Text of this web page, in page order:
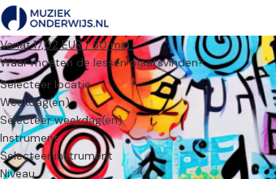
Vanaf 17,02 EUR / 30 min.
Waar moeten de lessen plaatsvinden?
Selecteer locatie
Weekdag(en)
Selecteer weekdag(en)
Instrument
Selecteer instrument
Niveau